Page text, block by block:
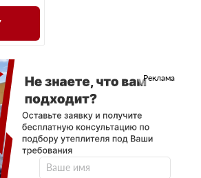
Реклама